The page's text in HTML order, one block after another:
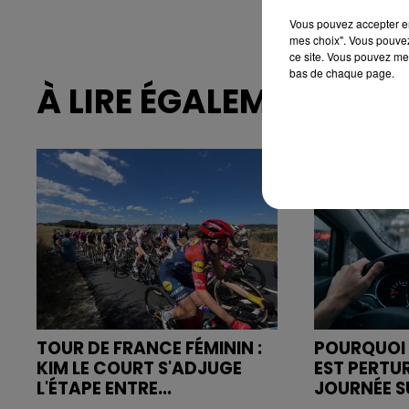
À LIRE ÉGALEMENT
TOUR DE FRANCE FÉMININ :
KIM LE COURT S'ADJUGE
L'ÉTAPE ENTRE...
EST
JOURNÉE
Vous pouvez accepter
mes choix". Vous
ce site. Vous pouvez
bas de chaque page.